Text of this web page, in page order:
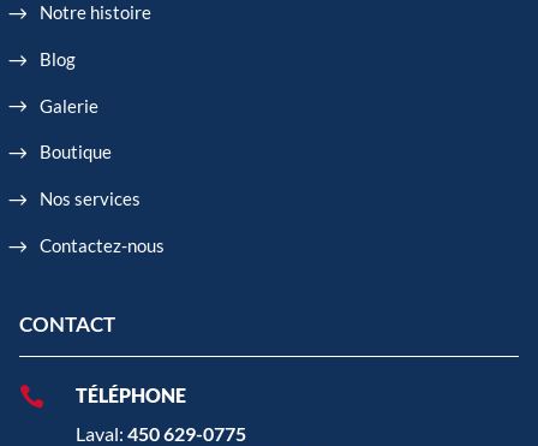
Notre histoire
Blog
Galerie
Boutique
Nos services
Contactez-nous
CONTACT

TÉLÉPHONE
Laval: 450 629-0775